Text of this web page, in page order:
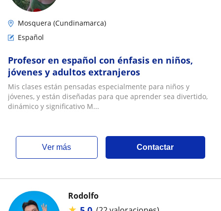
Mosquera (Cundinamarca)
Español
Profesor en español con énfasis en niños,
jóvenes y adultos extranjeros
Mis clases están pensadas especialmente para niños y
jóvenes, y están diseñadas para que aprender sea divertido,
dinámico y significativo M...
ver más Contactar
Rodolfo